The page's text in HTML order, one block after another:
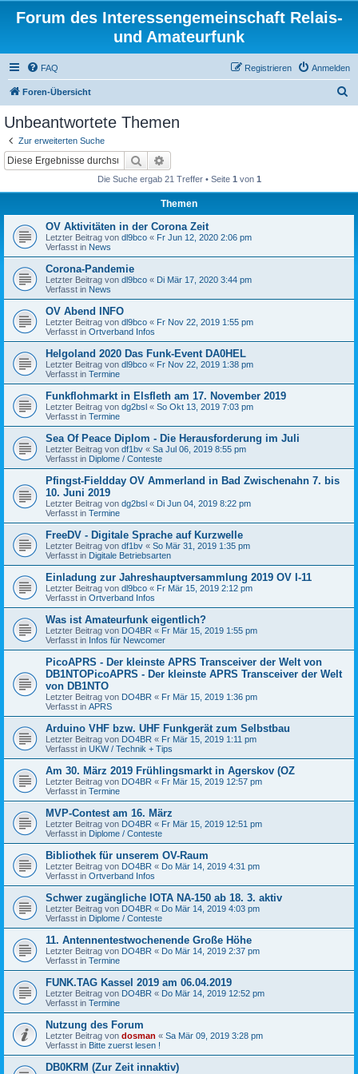
Forum des Interessengemeinschaft Relais-
und Amateurfunk
FAQ Anmelden
Registrieren
Foren-Übersicht
Unbeantwortete Themen
Zur erweiterten Suche
Suche
Die Suche ergab 21 Treffer • Seite 1 von 1
Themen
OV Aktivitäten in der Corona Zeit
Letzter Beitrag von dl9bco « Fr Jun 12, 2020 2:06 pm
Verfasst in News
Corona-Pandemie
Letzter Beitrag von dl9bco « Di Mär 17, 2020 3:44 pm
Verfasst in News
OV Abend INFO
Letzter Beitrag von dl9bco « Fr Nov 22, 2019 1:55 pm
Verfasst in Ortverband Infos
Helgoland 2020 Das Funk-Event DA0HEL
Letzter Beitrag von dl9bco « Fr Nov 22, 2019 1:38 pm
Verfasst in Termine
Funkflohmarkt in Elsfleth am 17. November 2019
Letzter Beitrag von dg2bsl « So Okt 13, 2019 7:03 pm
Verfasst in Termine
Sea Of Peace Diplom - Die Herausforderung im Juli
Letzter Beitrag von df1bv « Sa Jul 06, 2019 8:55 pm
Verfasst in Diplome / Conteste
Pfingst-Fieldday OV Ammerland in Bad Zwischenahn 7. bis
10. Juni 2019
Letzter Beitrag von dg2bsl « Di Jun 04, 2019 8:22 pm
Verfasst in Termine
FreeDV - Digitale Sprache auf Kurzwelle
Letzter Beitrag von df1bv « So Mär 31, 2019 1:35 pm
Verfasst in Digitale Betriebsarten
Einladung zur Jahreshauptversammlung 2019 OV I-11
Letzter Beitrag von dl9bco « Fr Mär 15, 2019 2:12 pm
Verfasst in Ortverband Infos
Was ist Amateurfunk eigentlich?
Letzter Beitrag von DO4BR « Fr Mär 15, 2019 1:55 pm
Verfasst in Infos für Newcomer
PicoAPRS - Der kleinste APRS Transceiver der Welt von
DB1NTOPicoAPRS - Der kleinste APRS Transceiver der Welt
von DB1NTO
Letzter Beitrag von DO4BR « Fr Mär 15, 2019 1:36 pm
Verfasst in APRS
Arduino VHF bzw. UHF Funkgerät zum Selbstbau
Letzter Beitrag von DO4BR « Fr Mär 15, 2019 1:11 pm
Verfasst in UKW / Technik + Tips
Am 30. März 2019 Frühlingsmarkt in Agerskov (OZ
Letzter Beitrag von DO4BR « Fr Mär 15, 2019 12:57 pm
Verfasst in Termine
MVP-Contest am 16. März
Letzter Beitrag von DO4BR « Fr Mär 15, 2019 12:51 pm
Verfasst in Diplome / Conteste
Bibliothek für unserem OV-Raum
Letzter Beitrag von DO4BR « Do Mär 14, 2019 4:31 pm
Verfasst in Ortverband Infos
Schwer zugängliche IOTA NA-150 ab 18. 3. aktiv
Letzter Beitrag von DO4BR « Do Mär 14, 2019 4:03 pm
Verfasst in Diplome / Conteste
11. Antennentestwochenende Große Höhe
Letzter Beitrag von DO4BR « Do Mär 14, 2019 2:37 pm
Verfasst in Termine
FUNK.TAG Kassel 2019 am 06.04.2019
Letzter Beitrag von DO4BR « Do Mär 14, 2019 12:52 pm
Verfasst in Termine
Nutzung des Forum
Letzter Beitrag von dosman « Sa Mär 09, 2019 3:28 pm
Verfasst in Bitte zuerst lesen !
DB0KRM (Zur Zeit innaktiv)